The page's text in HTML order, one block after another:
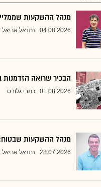
מנהל ההשקעות
04.08.2026 נתנאל אריאל
הבכיר שרואה הזדמנות
01.08.2026 כתבי גלובס
מנהל ההשקעות
28.07.2026 נתנאל אריאל